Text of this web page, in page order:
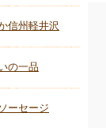
信州軽井沢
の一品
ーセージ